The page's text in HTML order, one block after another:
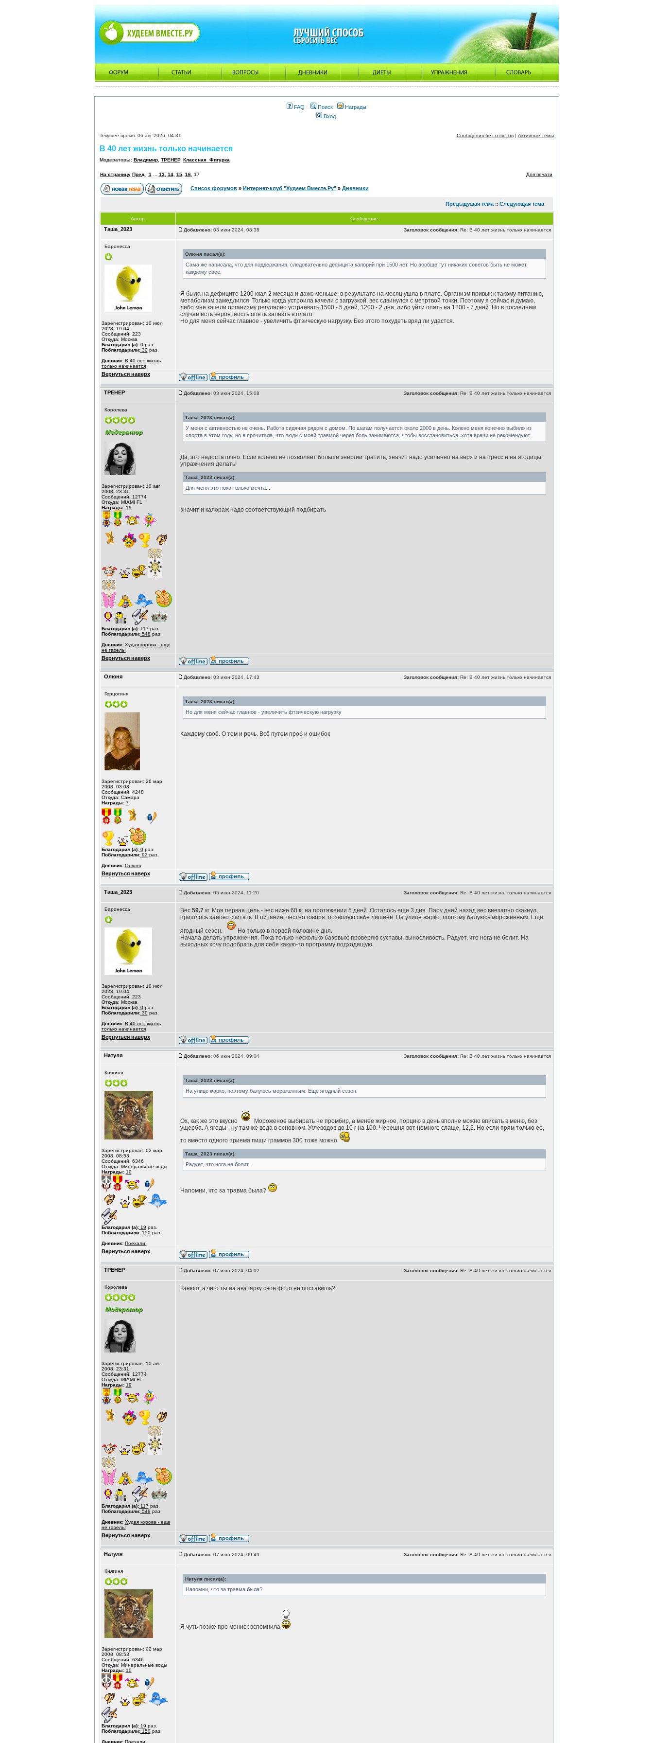
FAQ Поиск
Награды
Вход
Текущее время: 06 авг 2026, 04:31 Сообщения без ответов| Активные темы
В 40 лет жизнь только начинается
Модераторы: Владимир, ТРЕНЕР, Классная_Фигурка
На страницу Пред. 1 13, 14, 15, 16, 17 Для печати
Список форумов» Интернет-клуб "Худеем Вместе.Ру"» Дневники
Предыдущая тема:: Следующая тема
Автор Сообщение
Таша_2023 Заголовок сообщения:Re: В 40 лет жизнь только начинается
Добавлено:03 июн 2024, 08:38
Баронесса
Зарегистрирован: 10 июл
2023, 19:04
Сообщений: 223
Откуда: Москва
Благодарил (а):0раз.
Поблагодарили:30раз.
Дневник: В 40 лет жизнь
только начинается
Олюня писал(а):
Сама же написала, что для поддержания, следовательно дефицита калорий при 1500 нет. Но вообще тут никаких советов быть не может,
каждому свое.
Я была на дефиците 1200 ккал 2 месяца и даже меньше, в результате на месяц ушла в плато. Организм привык к такому питанию,
метаболизм замедлился. Только когда устроила качели с загрузкой, вес сдвинулся с метртвой точки. Поэтому я сейчас и думаю,
либо мне качели организму регулярно устраивать 1500 - 5 дней, 1200 - 2 дня, либо уйти опять на 1200 - 7 дней. Но в последнем
случае есть вероятность опять залезть в плато.
Но для меня сейчас главное - увеличить фтзическую нагрузку. Без этого похудеть вряд ли удастся.
Вернуться наверх
ТРЕНЕР Заголовок сообщения:Re: В 40 лет жизнь только начинается
Добавлено:03 июн 2024, 15:08
Королева
Зарегистрирован: 10 авг
2008, 23:31
Сообщений: 12774
Откуда: MIAMI FL
Награды: 19
Благодарил (а):117 раз.
Поблагодарили:548 раз.
Дневник: Худая корова - еще
не газель!
Таша_2023 писал(а):
У меня с активностью не очень. Работа сидячая рядом с домом. По шагам получается около 2000 в день. Колено меня конечно выбило из
спорта в этом году, но я прочитала, что люди с моей травмой через боль занимаются, чтобы восстановиться, хотя врачи не рекомендуют.
Да, это недостаточно. Если колено не позволяет больше энергии тратить, значит надо усиленно на верх и на пресс и на ягодицы
упражнения делать!
Таша_2023 писал(а):
Для меня это пока только мечта. .
значит и калораж надо соответствующий подбирать
Вернуться наверх
Олюня Заголовок сообщения:Re: В 40 лет жизнь только начинается
Добавлено:03 июн 2024, 17:43
Герцогиня
Зарегистрирован: 26 мар
2008, 03:08
Сообщений: 4248
Откуда: Самара
Награды: 7
Благодарил (а):0раз.
Поблагодарили:92 раз.
Дневник: Олюня
Таша_2023 писал(а):
Но для меня сейчас главное - увеличить фтзическую нагрузку
Каждому своё. О том и речь. Всё путем проб и ошибок
Вернуться наверх
Таша_2023 Заголовок сообщения:Re: В 40 лет жизнь только начинается
Добавлено:05 июн 2024, 11:20
Баронесса
Зарегистрирован: 10 июл
2023, 19:04
Сообщений: 223
Откуда: Москва
Благодарил (а):0раз.
Поблагодарили:30раз.
Дневник: В 40 лет жизнь
только начинается
Вес 59,7кг. Моя первая цель - вес ниже 60 кг на протяжении 5 дней. Осталось еще 3 дня. Пару дней назад вес внезапно скакнул,
пришлось заново считать. В питании, честно говоря, позволяю себе лишнее. На улице жарко, поэтому балуюсь мороженным. Еще
ягодный сезон.
Но только в первой половине дня.
Начала делать упражнения. Пока только несколько базовых: проверяю суставы, выносливость. Радует, что нога не болит. На
выходных хочу подобрать для себя какую-то программу подходящую.
Вернуться наверх
Натуля Заголовок сообщения:Re: В 40 лет жизнь только начинается
Добавлено:06 июн 2024, 09:04
Княгиня
Зарегистрирован: 02 мар
2008, 08:53
Сообщений: 6346
Откуда: Минеральные воды
Награды: 10
Благодарил (а):19 раз.
Поблагодарили:150раз.
Дневник: Поехали!
Таша_2023 писал(а):
На улице жарко, поэтому балуюсь мороженным. Еще ягодный сезон.
Ох, как же это вкусно
Мороженое выбирать не промбир, а менее жирное, порцию в день вполне можно вписать в меню, без
ущерба. А ягоды - ну там же вода в основном. Углеводов до 10 г на 100. Черешня вот немного слаще, 12,5. Но если прям только ее,
то вместо одного приема пищи граммов 300 тоже можно
Таша_2023 писал(а):
Радует, что нога не болит.
Напомни, что за травма была?
Вернуться наверх
ТРЕНЕР Заголовок сообщения:Re: В 40 лет жизнь только начинается
Добавлено:07 июн 2024, 04:02
Королева
Зарегистрирован: 10 авг
2008, 23:31
Сообщений: 12774
Откуда: MIAMI FL
Награды: 19
Благодарил (а):117 раз.
Поблагодарили:548 раз.
Дневник: Худая корова - еще
не газель!
Танюш, а чего ты на аватарку свое фото не поставишь?
Вернуться наверх
Натуля Заголовок сообщения:Re: В 40 лет жизнь только начинается
Добавлено:07 июн 2024, 09:49
Княгиня
Зарегистрирован: 02 мар
2008, 08:53
Сообщений: 6346
Откуда: Минеральные воды
Награды: 10
Благодарил (а):19 раз.
Поблагодарили:150раз.
Дневник: Поехали!
Натуля писал(а):
Напомни, что за травма была?
Я чуть позже про мениск вспомнила